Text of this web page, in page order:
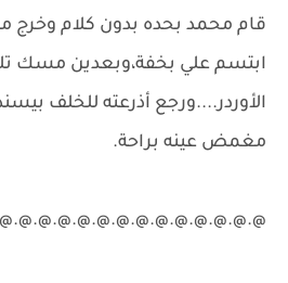
قام محمد بحده بدون كلام وخرج
ابتسم علي بخفة،وبعدين مسك
الأوردر....ورجع أذرعته للخلف
مغمض عينه براحة.